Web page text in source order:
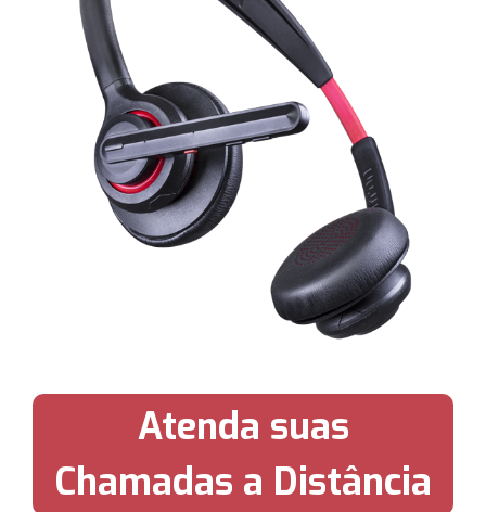
Atenda suas
Chamadas a Distância